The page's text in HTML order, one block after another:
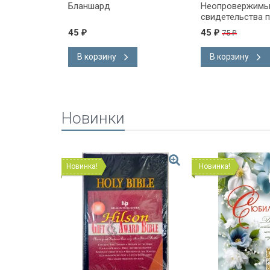
Бланшард
45 ₽
В корзину
свидетельства
эволюции. Карл
45 ₽ 75₽
В корзину
Новинки
Новинка! Новинка!